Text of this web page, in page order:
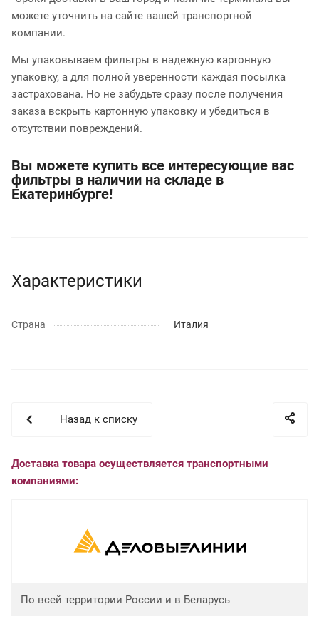
можете уточнить на сайте вашей транспортной
компании.
Мы упаковываем фильтры в надежную картонную
упаковку, а для полной уверенности каждая посылка
застрахована. Но не забудьте сразу после получения
заказа вскрыть картонную упаковку и убедиться в
отсутствии повреждений.
Вы можете купить все интересующие вас
фильтры в наличии на складе в
Екатеринбурге!
Характеристики
Страна Италия
Назад к списку
Доставка товара осуществляется транспортными
компаниями:
По всей территории России и в Беларусь